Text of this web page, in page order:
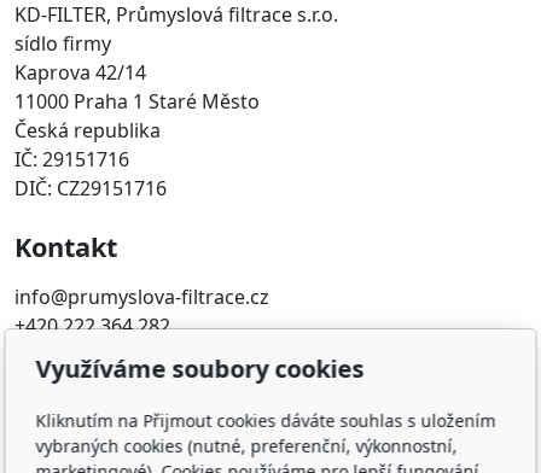
KD-FILTER, Průmyslová filtrace s.r.o.
sídlo firmy
Kaprova 42/14
11000 Praha 1 Staré Město
Česká republika
IČ: 29151716
DIČ: CZ29151716
Kontakt
info@prumyslova-filtrace.cz
+420 222 364 282
Oblíbené odkazy
Katalog filtrů MANN
KDFILTER.CZ
Využíváme soubory cookies
Kliknutím na Přijmout cookies dáváte souhlas s uložením
vybraných cookies (nutné, preferenční, výkonnostní,